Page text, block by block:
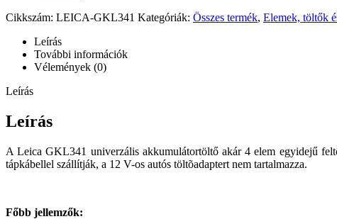
Cikkszám: LEICA-GKL341 Kategóriák: Összes termék, Elemek, töltők
Leírás
További információk
Vélemények (0)
Leírás
Leírás
A Leica GKL341 univerzális akkumulátortöltő akár 4 elem egyidejű
tápkábellel szállítják, a 12 V-os autós töltõadaptert nem tartalmazza.
Főbb jellemzők: